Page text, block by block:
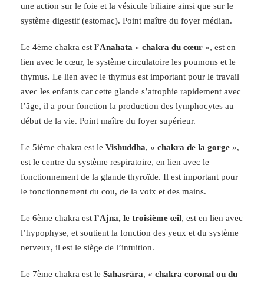
,
6
m
une action sur le foie et la vésicule biliaire ainsi que sur le
système digestif (estomac). Point maître du foyer médian.
Le 4ème chakra est l’Anahata « chakra du cœur », est en
lien avec le cœur, le système circulatoire les poumons et le
thymus. Le lien avec le thymus est important pour le travail
avec les enfants car cette glande s’atrophie rapidement avec
l’âge, il a pour fonction la production des lymphocytes au
début de la vie. Point maître du foyer supérieur.
Le 5ième chakra est le Vishuddha, « chakra de la gorge »,
est le centre du système respiratoire, en lien avec le
fonctionnement de la glande thyroïde. Il est important pour
le fonctionnement du cou, de la voix et des mains.
Le 6ème chakra est l’Ajna, le troisième œil, est en lien avec
l’hypophyse, et soutient la fonction des yeux et du système
nerveux, il est le siège de l’intuition.
Le 7ème chakra est le Sahasrāra, « chakra coronal ou du